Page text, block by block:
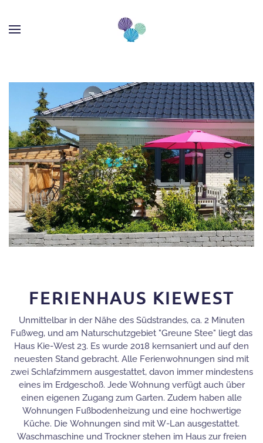
FERIENHAUS KIEWEST
Unmittelbar in der Nähe des Südstrandes, ca. 2 Minuten
Fußweg, und am Naturschutzgebiet "Greune Stee" liegt das
Haus Kie-West 23. Es wurde 2018 kernsaniert und auf den
neuesten Stand gebracht. Alle Ferienwohnungen sind mit
zwei Schlafzimmern ausgestattet, davon immer mindestens
eines im Erdgeschoß. Jede Wohnung verfügt auch über
einen eigenen Zugang zum Garten. Zudem haben alle
Wohnungen Fußbodenheizung und eine hochwertige
Küche. Die Wohnungen sind mit W-Lan ausgestattet.
Waschmaschine und Trockner stehen im Haus zur freien